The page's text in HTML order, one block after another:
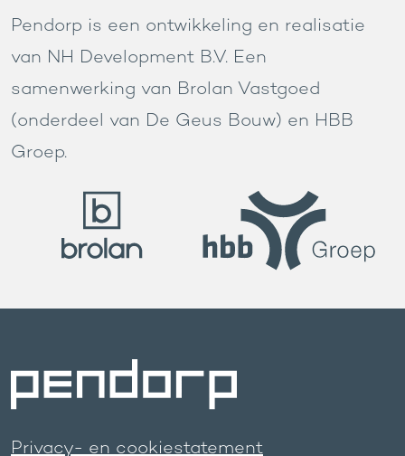
Pendorp is een ontwikkeling en realisatie
van NH Development B.V. Een
samenwerking van Brolan Vastgoed
(onderdeel van De Geus Bouw) en HBB
Groep.
Privacy- en cookiestatement